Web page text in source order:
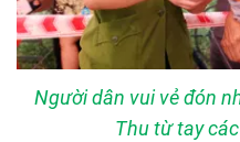
Người dân vui vẻ đón
Thu từ tay